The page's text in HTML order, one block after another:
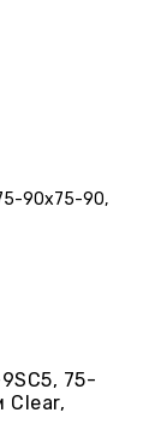
75-
Clear,